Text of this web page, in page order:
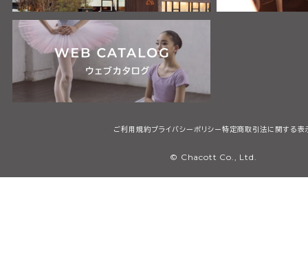
ご利用規約プライバシーポリシー特定商取引法に関する表
© Chacott Co., Ltd.